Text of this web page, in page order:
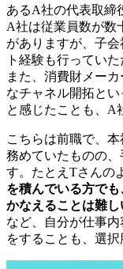
あるA社の代表取締
A社は従業員数が数
がありますが、子
ト経験も行ってい
また、消費財メー
なチャネル開拓と
と感じたことも、A
こちらは前職で、
務めていたものの
す。たとえTさんの
を積んでいる方で
かなえることは難し
など、自分が仕事
をすることも、選択